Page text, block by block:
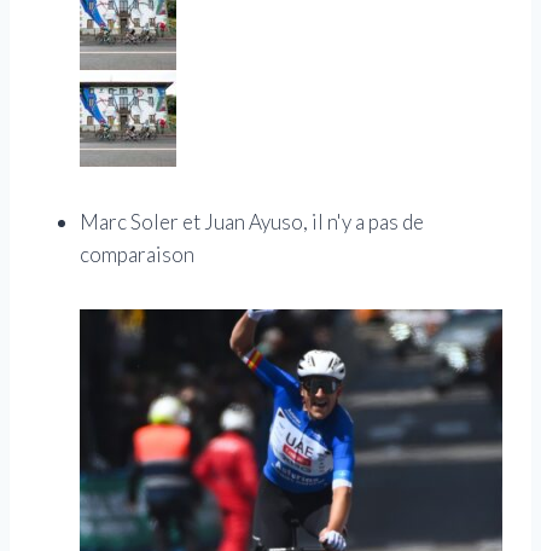
Marc Soler et Juan Ayuso, il n'y a pas de
comparaison